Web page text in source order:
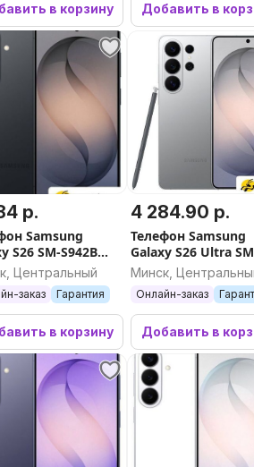
в корзину Добавить в
р.
Samsung
S26 SM-S942B
512GB (черный)
Центральный
заказ Гарантия
в корзину
4 284.90 р.
Телефон Samsung
Galaxy S26 Ultra
S948B 16GB/1TB
(серебристый)
Минск,
Онлайн-заказ
Добавить в